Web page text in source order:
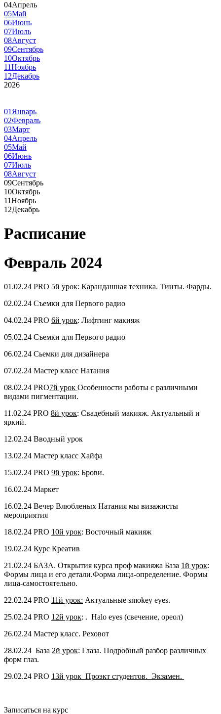
04Апрель
05Май
06Июнь
07Июль
08Август
09Сентябрь
10Октябрь
11Ноябрь
12Декабрь
2026
01 Январь
02Февраль
03Март
04Апрель
05Май
06Июнь
07Июль
08Август
09Сентябрь
10Октябрь
11Ноябрь
12Декабрь
Расписание
Февраль 2024
01.02.24 PRO 5й урок: Карандашная техника. Тинты. Фарды.
02.02.24 Съемки для Первого радио
04.02.24 PRO 6й урок: Лифтинг макияж
05.02.24 Съемки для Первого радио
06.02.24 Сьемки для дизайнера
07.02.24 Мастер класс Натания
08.02.24 PRO7й урок Особенности работы с различными
видами пигментации.
11.02.24 PRO 8й урок: Свадебный макияж. Актуальный и
яркий.
12.02.24 Вводный урок
13.02.24 Мастер класс Хайфа
15.02.24 PRO 9й урок: Брови.
16.02.24 Маркет
16.02.24 Вечер Влюбленых Натания мы визажисты
мероприятия
18.02.24 PRO 10й урок: Восточный макияж
19.02.24 Курс Креатив
21.02.24 БАЗА. Открытия курса проф макияжа База 1й урок:
Формы лица и его детали.Форма лица-определение. Формы
лица-самостоятельно.
22.02.24 PRO 11й урок: Актуальные smokey eyes.
25.02.24 PRO 12й урок: . Halo eyes (свечение, ореол)
26.02.24 Мастер класс. Реховот
28.02.24 База 2й урок: Глаза. Подробный разбор различных
форм глаз.
29.02.24 PRO 13й урок Проэкт студентов. Экзамен.
Записаться на курс